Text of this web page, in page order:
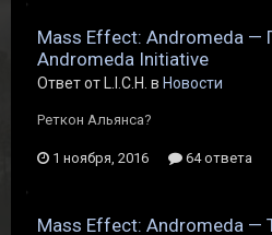
Mass Effect: Andromeda —
Andromeda Initiative
Ответ от L.I.C.H. в Новости
Реткон Альянса?
1 ноября, 2016 64 ответа
Mass Effect: Andromeda —